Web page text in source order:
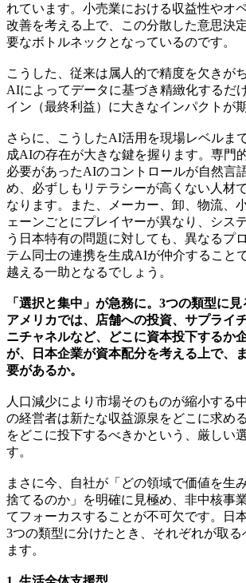
れています。小売業における収益性やオ
改善を考える上で、この分散した意思決
要なボトルネックとなっているのです。
こうした、従来は属人的で精度を欠きが
AIによってデータに基づき精緻化するだ
イン（最終利益）に大きなインパクトが
さらに、こうしたAI活用を現場レベルま
成AIの存在が大きな鍵を握ります。専門
必要があったAIのコントロールが自然言
め、必ずしもリテラシーが高くない人材
なります。また、メーカー、卸、物流、
ェーンごとにプレイヤーが異なり、シス
う日本特有の問題に対しても、異なるプ
テム同士の連携を生成AIが仲介すること
越える一助となるでしょう。
「選択と集中」が急務に。3つの類型に
アメリカでは、店舗への投資、サプライ
ニチャネルなど、どこに資本投下するか
が、日本企業が資本配分を考える上で、
要があるか。
人口減少により市場そのものが縮小する
の経営者は新たな収益源泉をどこに求め
をどこに投下するべきかという、厳しい
す。
まさに今、自社が「どの領域で価値を生
捨てるのか」を明確に見極め、非中核事
てフォーカスすることが不可欠です。日
3つの類型に分けたとき、それぞれが取る
ます。